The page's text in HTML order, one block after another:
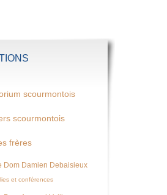
scourmontois
scourmontois
frères
Dom Damien Debaisieux
et conférences